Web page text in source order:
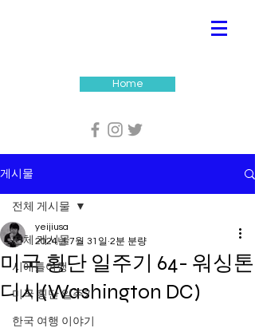
Home
게시물
전체 게시물
시애틀여행
미국 횡단 일주기
한국 여행 이야기
전체 게시물
미국 횡단 일주기 64- 워싱톤
디시(Washington DC)
yeijiusa
2024년 7월 31일 2분 분량